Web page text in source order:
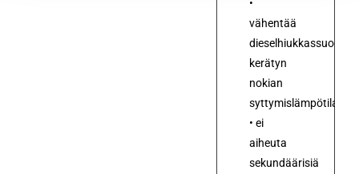
•
vähentää
kerätyn
nokian
syttymislämpötilaa
• ei
aiheuta
sekundäärisiä